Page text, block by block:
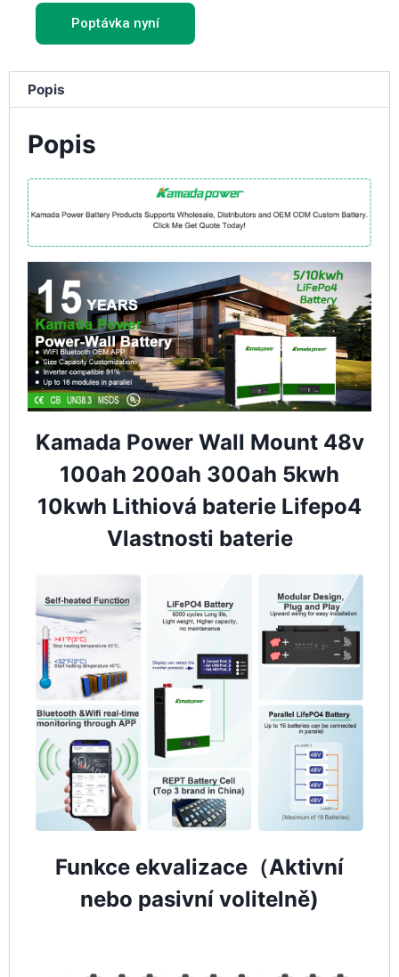
Poptávka nyní
Popis
Popis
Kamada Power Wall Mount 48v
100ah 200ah 300ah 5kwh
10kwh Lithiová baterie Lifepo4
Vlastnosti baterie
Funkce ekvalizace（Aktivní
nebo pasivní volitelně)